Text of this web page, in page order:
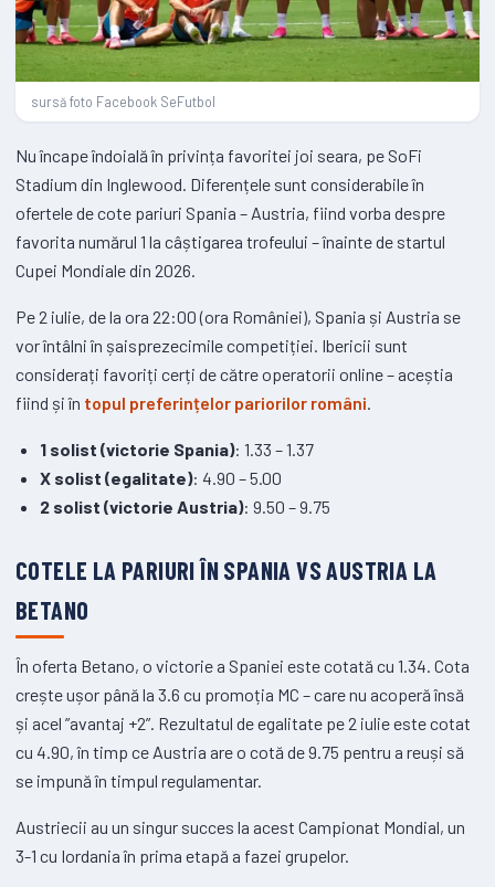
sursă foto Facebook SeFutbol
Nu încape îndoială în privința favoritei joi seara, pe SoFi
Stadium din Inglewood. Diferențele sunt considerabile în
ofertele de cote pariuri Spania – Austria, fiind vorba despre
favorita numărul 1 la câștigarea trofeului – înainte de startul
Cupei Mondiale din 2026.
Pe 2 iulie, de la ora 22:00 (ora României), Spania și Austria se
vor întâlni în șaisprezecimile competiției. Ibericii sunt
considerați favoriți cerți de către operatorii online – aceștia
fiind și în topul preferințelor pariorilor români.
1 solist (victorie Spania): 1.33 – 1.37
X solist (egalitate): 4.90 – 5.00
2 solist (victorie Austria): 9.50 – 9.75
COTELE LA PARIURI ÎN SPANIA VS AUSTRIA LA
BETANO
În oferta Betano, o victorie a Spaniei este cotată cu 1.34. Cota
crește ușor până la 3.6 cu promoția MC – care nu acoperă însă
și acel ”avantaj +2”. Rezultatul de egalitate pe 2 iulie este cotat
cu 4.90, în timp ce Austria are o cotă de 9.75 pentru a reuși să
se impună în timpul regulamentar.
Austriecii au un singur succes la acest Campionat Mondial, un
3-1 cu Iordania în prima etapă a fazei grupelor.